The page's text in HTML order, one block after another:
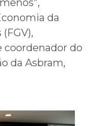
da
coordenador do
da Asbram,